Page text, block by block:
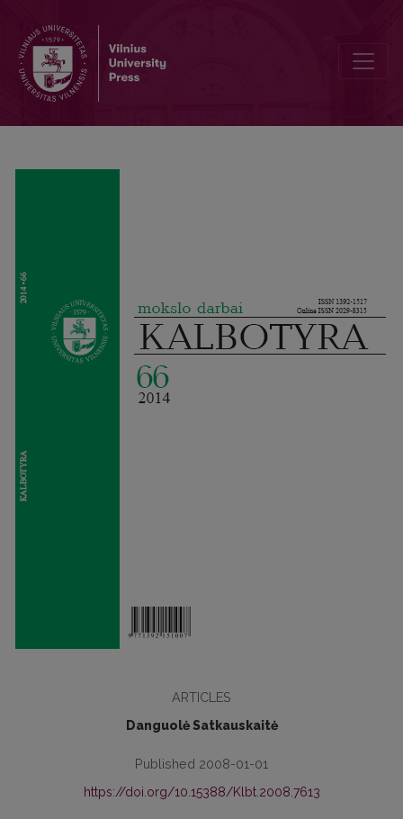
ARTICLES
Danguolė Satkauskaitė
Published 2008-01-01
https://doi.org/10.15388/Klbt.2008.7613